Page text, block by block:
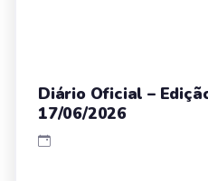
Diário Oficial –
17/06/2026